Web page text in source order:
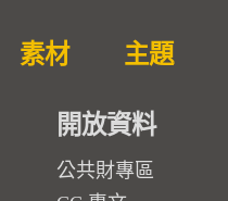
素材 主題
開放資料
公共財專區